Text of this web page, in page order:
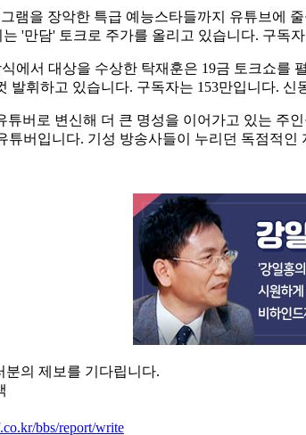
램을 장악한 특급 예능스타들까지 유튜브에
'만담' 토크로 주가를 올리고 있습니다. 구독
에서 대상을 수상한 탁재훈은 19금 토크쇼
발휘하고 있습니다. 구독자는 153만입니다.
버로 변신해 더 큰 명성을 이어가고 있는 주
튜버입니다. 기성 방송사들이 누리던 독점적
분의 제보를 기다립니다.
bbs/report/write